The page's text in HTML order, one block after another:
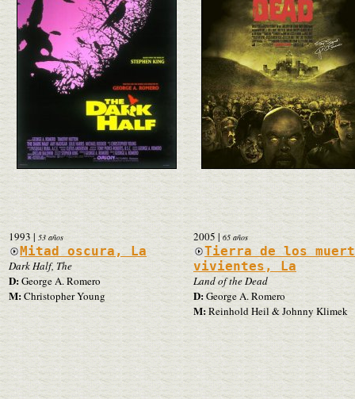
1993| 53 años
Mitad oscura, La
Dark Half, The
D:George A. Romero
M:Christopher Young
2005|65 años
Tierra de los
vivientes, La
Land of the Dead
D:George A. Romero
M:Reinhold Heil & Johnny Klimek